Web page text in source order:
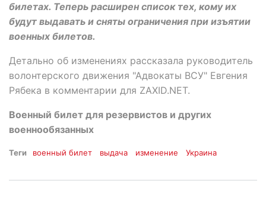
билетах. Теперь расширен список тех, кому их
будут выдавать и сняты ограничения при изъятии
военных билетов.
Детально об изменениях рассказала руководитель
волонтерского движения "Адвокаты ВСУ" Евгения
Рябека в комментарии для ZAXID.NET.
Военный билет для резервистов и других
военнообязанных
Теги военный билет выдача изменение Украина